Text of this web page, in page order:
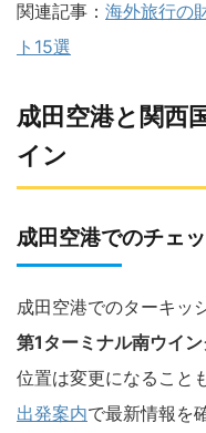
関連記事： 海外旅行の
ト15選
成田空港と関西
イン
成田空港でのチェ
成田空港でのターキッ
第1ターミナル南ウイ
位置は変更になること
出発案内で最新情報を